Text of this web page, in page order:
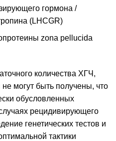
гормона /
(LHCGR)
zona pellucida
количества ХГЧ,
могут быть получены, что
обусловленных
рецидивирующего
генетических тестов и
тактики